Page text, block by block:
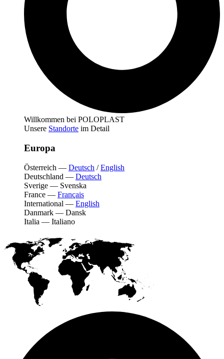
Willkommen bei POLOPLAST
Unsere Standorte im Detail
Europa
Österreich — Deutsch /English
Deutschland — Deutsch
Sverige — Svenska
France — Français
International — English
Danmark — Dansk
Italia — Italiano